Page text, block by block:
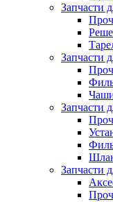
Запчасти
Запчасти
Запчасти
Запчасти